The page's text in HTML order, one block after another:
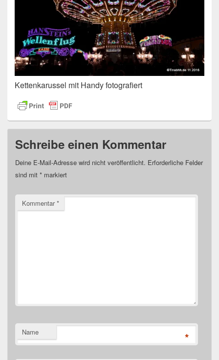
Kettenkarussel mit Handy fotografiert
Schreibe einen Kommentar
Deine E-Mail-Adresse wird nicht veröffentlicht. Erforderliche Felder
sind mit * markiert
Kommentar*
Name *